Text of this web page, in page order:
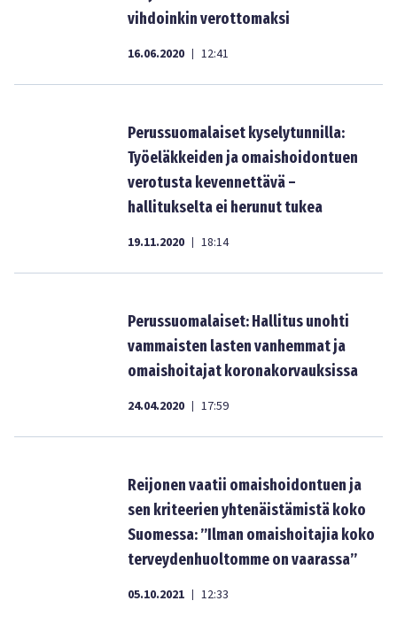
vihdoinkin verottomaksi
16.06.2020 | 12:41
Perussuomalaiset kyselytunnilla:
Työeläkkeiden ja omaishoidontuen
verotusta kevennettävä –
hallitukselta ei herunut tukea
19.11.2020 | 18:14
Perussuomalaiset: Hallitus unohti
vammaisten lasten vanhemmat ja
omaishoitajat koronakorvauksissa
24.04.2020 | 17:59
Reijonen vaatii omaishoidontuen ja
sen kriteerien yhtenäistämistä koko
Suomessa: ”Ilman omaishoitajia koko
terveydenhuoltomme on vaarassa”
05.10.2021 | 12:33